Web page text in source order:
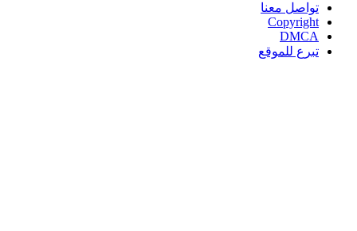
تواصل معنا
Copyright
DMCA
تبرع للموقع